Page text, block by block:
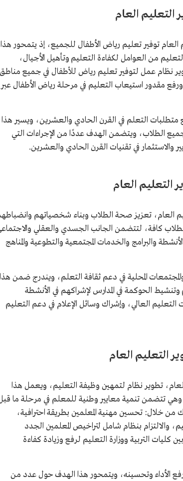
التعليم العام
العام توفير تعليم رياض الأطفال للجميع، إذ يتمحور هذا
من العوامل لكفاءة التعليم وتأهيل الأجيال،
نظام عمل لتوفير تعليم رياض للأطفال في جميع مناطق
مقدور استيعاب التعليم في مرحلة رياض الأطفال عبر
التعلم في القرن الحادي والعشرين، ويسير هذا
الطلاب، ويتضمن الهدف عددًا من الإجراءات التي
في تقنيات القرن الحادي والعشرين.
التعليم العام
العام، تعزيز صحة الطلاب وبناء شخصياتهم
كافة، لتتضمن الجانب الجسدي والعقلي
والبرامج والخدمات المجتمعية والتطوعية والمناهج
المحلية في دعم ثقافة التعلم، ويندرج ضمن هذا
الحوكمة في المدارس لإشراكهم في الأنشطة
العالي، وإشراك وسائل الإعلام في دعم التعليم
التعليم العام
تطوير نظام لتمهين وظيفة التعليم، ويعمل هذا
تتضمن تنمية معايير وطنية للمعلم في مرحلة ما
من خلال: تحسين مهنية المعلمين بطريقة احترافية،
والالتزام بنظام شامل لتراخيص المعلمين الجدد
كليات التربية ووزارة التعليم لرفع وزيادة كفاءة
رفع الأداء وتحسينه، ويتمحور هذا الهدف حول عدد من